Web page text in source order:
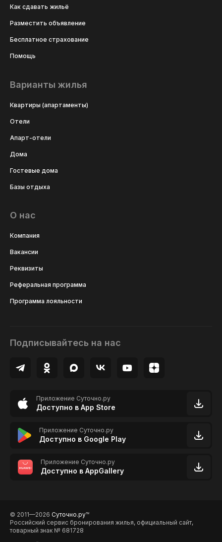
Как сдавать жильё
Разместить объявление
Бесплатное страхование
Помощь
Варианты жилья
Квартиры (апартаменты)
Отели
Апарт-отели
Дома
Гостевые дома
Базы отдыха
О нас
Компания
Вакансии
Реквизиты
Реферальная программа
Программа лояльности
Подписывайтесь на нас
Приложение Суточно.ру
Доступно в App Store
Приложение Суточно.ру
Доступно в Google Play
Приложение Суточно.ру
Доступно в AppGallery
© 2011—2026 Суточно.руTM
Российский сервис бронирования жилья, официальный сайт,
товарный знак № 681728